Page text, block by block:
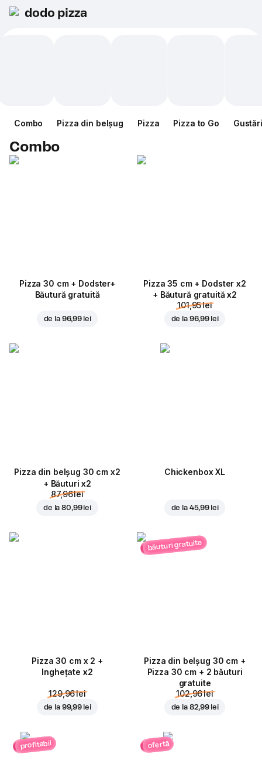
dodo pizza
Combo Pizza din belșug Pizza Pizza to Go Gustări
Combo
Pizza 30 cm + Dodster+
Băutură gratuită
de la 96,99 lei
Pizza 35 cm + Dodster x2
+ Băutură gratuită x2
101,95 lei
de la 96,99 lei
Pizza din belșug 30 cm x2
+ Băuturi x2
87,96 lei
de la80,99 lei
Chickenbox XL
de la 45,99 lei
Pizza 30 cm x 2 +
Inghețate x2
129,96 lei
de la 99,99 lei
băuturi gratuite
Pizza din belșug 30 cm +
Pizza 30 cm + 2 băuturi
gratuite
102,96 lei
de la 82,99 lei
profitabil ofertă